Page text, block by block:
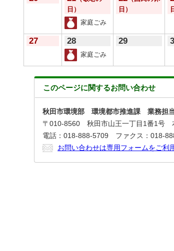
日）
家庭ごみ
日）
27 28
家庭ごみ
29
このページに関するお問い合わせ
秋田市環境部 環境都市推進課 業務担
〒010-8560 秋田市山王一丁目1番1号
電話：018-888-5709 ファクス：018-
お問い合わせは専用フォームをご利